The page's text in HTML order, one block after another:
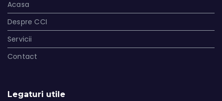
Acasa
Despre CCI
Servicii
Contact
Legaturi utile